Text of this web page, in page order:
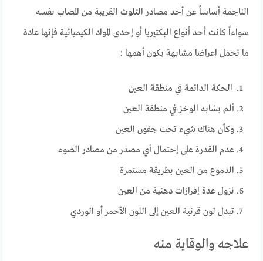
الناجمة أساساً عن أحد مصادر التلوث القريبة من المصاب نفسه
سواءاً كانت أحد أنواع البكتيريا أو إحدى المواد الكيميائية فإنها عادة
ما تحمل اعراضا مشابهة يكون أهمها :
الحكة الدائمة في منطقة العين
ألم يشابه الوخز في منطقة العين
وكأن هناك شيء تحت جفون العين
عدم القدرة على إحتمال أي مصدر من مصادر الضوء
الدموع من العين بطريقة مستمرة
نزول عدة إفرازات دهنية من العين
تبدل لون قرنية العين إلى اللون الأحمر أو الوردي
علاجه والوقاية منه